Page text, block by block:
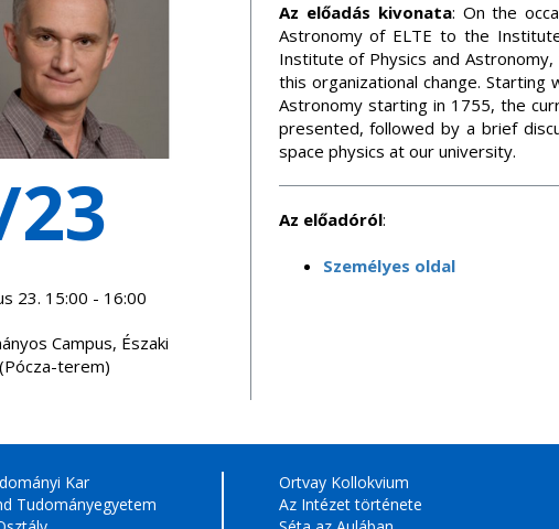
23. 15:00 - 16:00
Campus, Északi
terem)
Az előadás kivonata: On the
Astronomy of ELTE to the
Institute of Physics and
this organizational change.
Astronomy starting in 1755, the
presented, followed by a brief
space physics at our university.
Az előadóról:
Személyes oldal
Kar
Tudományegyetem
Ortvay Kollokvium
Az Intézet története